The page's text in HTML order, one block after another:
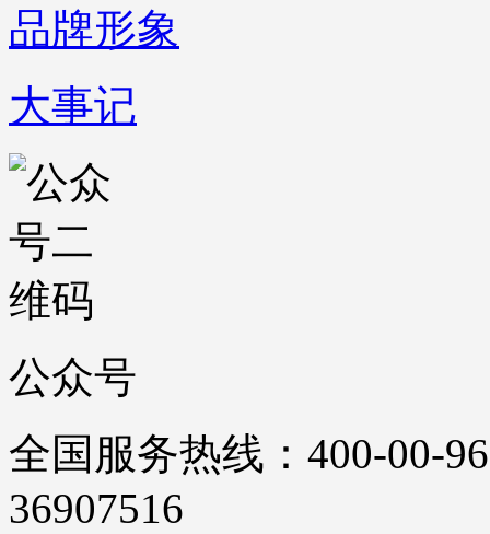
品牌形象
大事记
公众号
全国服务热线：400-00-
36907516